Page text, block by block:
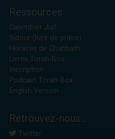
Ressources
Calendrier Juif
Sidour (livre de prière)
Horaires de Chabbath
Livres Torah-Box
Inscription
Podcast Torah-Box
English Version
Retrouvez-nous...
Twitter